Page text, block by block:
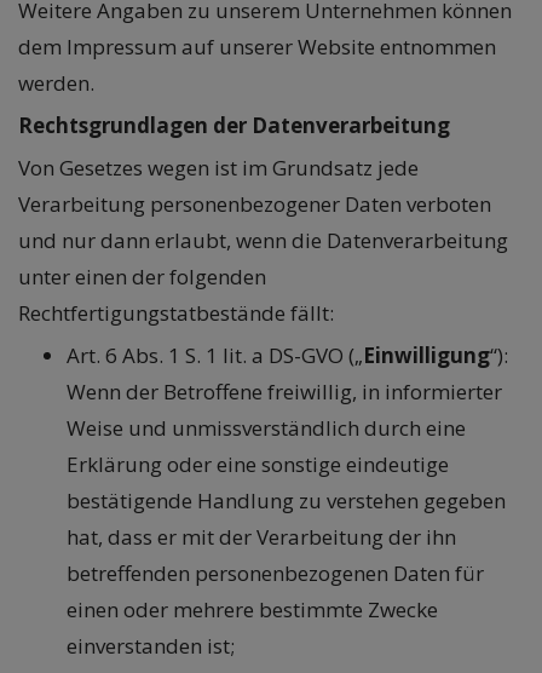
Weitere Angaben zu unserem Unternehmen können
dem Impressum auf unserer Website entnommen
werden.
Rechtsgrundlagen der Datenverarbeitung
Von Gesetzes wegen ist im Grundsatz jede
Verarbeitung personenbezogener Daten verboten
und nur dann erlaubt, wenn die Datenverarbeitung
unter einen der folgenden
Rechtfertigungstatbestände fällt:
Art. 6 Abs. 1 S. 1 lit. a DS-GVO („Einwilligung“):
Wenn der Betroffene freiwillig, in informierter
Weise und unmissverständlich durch eine
Erklärung oder eine sonstige eindeutige
bestätigende Handlung zu verstehen gegeben
hat, dass er mit der Verarbeitung der ihn
betreffenden personenbezogenen Daten für
einen oder mehrere bestimmte Zwecke
einverstanden ist;